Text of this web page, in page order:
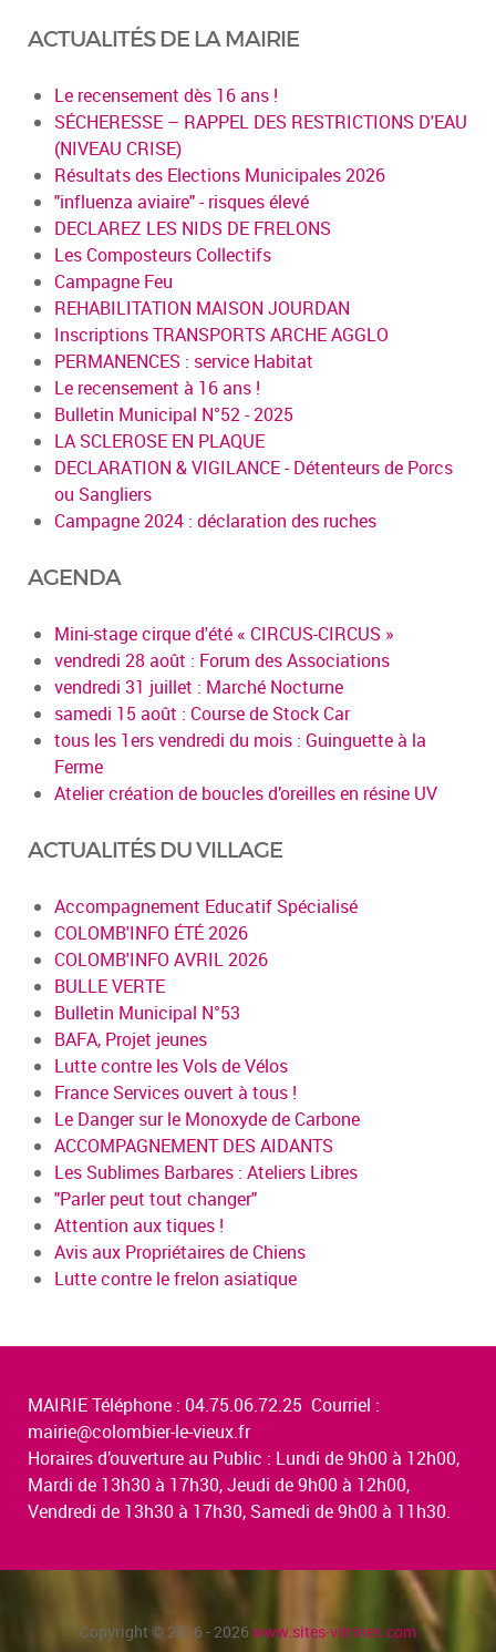
ACTUALITÉS DE LA MAIRIE
Le recensement dès 16 ans !
SÉCHERESSE – RAPPEL DES RESTRICTIONS D'EAU
(NIVEAU CRISE)
Résultats des Elections Municipales 2026
"influenza aviaire" - risques élevé
DECLAREZ LES NIDS DE FRELONS
Les Composteurs Collectifs
Campagne Feu
REHABILITATION MAISON JOURDAN
Inscriptions TRANSPORTS ARCHE AGGLO
PERMANENCES : service Habitat
Le recensement à 16 ans !
Bulletin Municipal N°52 - 2025
LA SCLEROSE EN PLAQUE
DECLARATION & VIGILANCE - Détenteurs de Porcs
ou Sangliers
Campagne 2024 : déclaration des ruches
AGENDA
Mini-stage cirque d'été « CIRCUS-CIRCUS »
vendredi 28 août : Forum des Associations
vendredi 31 juillet : Marché Nocturne
samedi 15 août : Course de Stock Car
tous les 1ers vendredi du mois : Guinguette à la
Ferme
Atelier création de boucles d’oreilles en résine UV
ACTUALITÉS DU VILLAGE
Accompagnement Educatif Spécialisé
COLOMB'INFO ÉTÉ 2026
COLOMB'INFO AVRIL 2026
BULLE VERTE
Bulletin Municipal N°53
BAFA, Projet jeunes
Lutte contre les Vols de Vélos
France Services ouvert à tous !
Le Danger sur le Monoxyde de Carbone
ACCOMPAGNEMENT DES AIDANTS
Les Sublimes Barbares : Ateliers Libres
"Parler peut tout changer"
Attention aux tiques !
Avis aux Propriétaires de Chiens
Lutte contre le frelon asiatique
MAIRIE Téléphone : 04.75.06.72.25 Courriel :
mairie@colombier-le-vieux.fr
Horaires d’ouverture au Public : Lundi de 9h00 à 12h00,
Mardi de 13h30 à 17h30, Jeudi de 9h00 à 12h00,
Vendredi de 13h30 à 17h30, Samedi de 9h00 à 11h30.
Copyright © 2016 - 2026www.sites-vitrines.com